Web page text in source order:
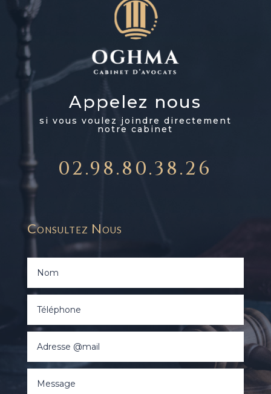
Appelez nous
si vous voulez joindre directement
notre cabinet
02.98.80.38.26
Consultez Nous